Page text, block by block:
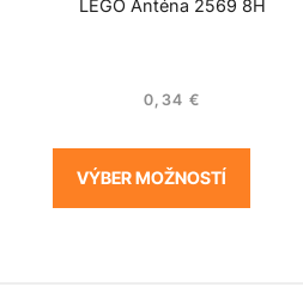
LEGO Anténa 2569 8H
0,34 €
VÝBER MOŽNOSTÍ